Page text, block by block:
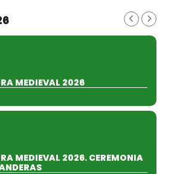
MEDIEVAL 2026
MEDIEVAL 2026. CEREMONIA